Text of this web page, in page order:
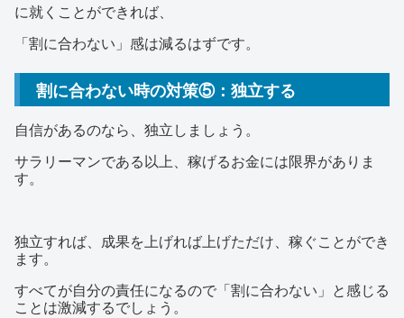
に就くことができれば、
「割に合わない」感は減るはずです。
割に合わない時の対策⑤：独立する
自信があるのなら、独立しましょう。
サラリーマンである以上、稼げるお金には限界がありま
す。
独立すれば、成果を上げれば上げただけ、稼ぐことができ
ます。
すべてが自分の責任になるので「割に合わない」と感じる
ことは激減するでしょう。